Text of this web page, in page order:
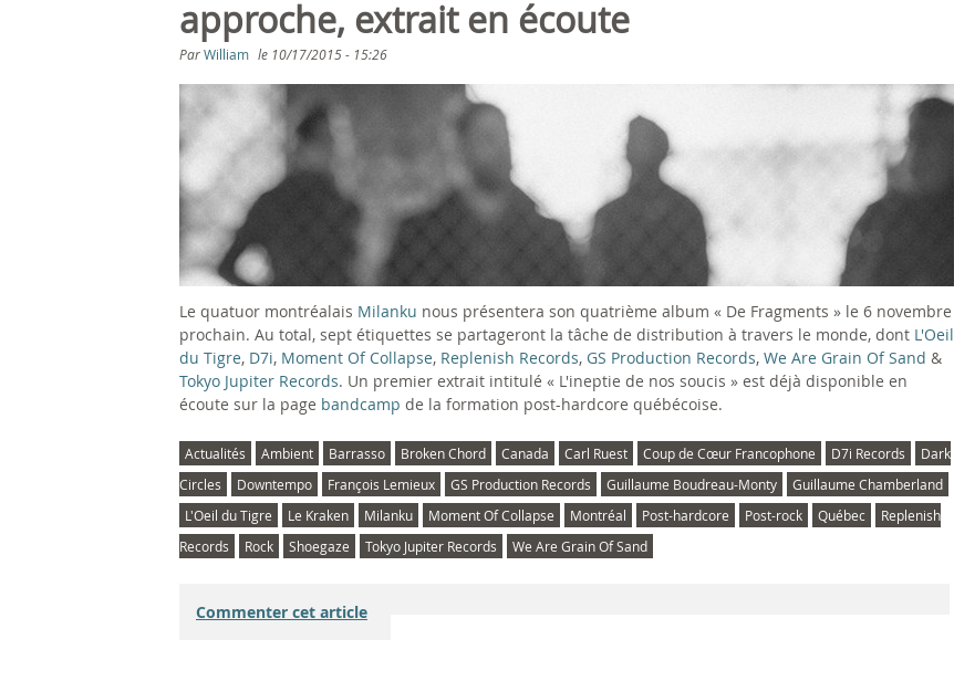
ê
t
e
s
i
c
i
approche, extrait en écoute
ParWilliam le 10/17/2015 - 15:26
Le quatuor montréalais Milanku nous présentera son quatrième album « De Fragments » le 6 novembre
prochain. Au total, sept étiquettes se partageront la tâche de distribution à travers le monde, dont L'Oeil
du Tigre, D7i, Moment Of Collapse, Replenish Records, GS Production Records, We Are Grain Of Sand &
Tokyo Jupiter Records. Un premier extrait intitulé « L'ineptie de nos soucis » est déjà disponible en
écoute sur la page bandcamp de la formation post-hardcore québécoise.
Actualités Ambient Barrasso Broken Chord Canada Carl Ruest Coup de Cœur Francophone D7i Records
Dark
Circles
Downtempo François Lemieux GS Production Records Guillaume Boudreau-Monty
Guillaume Chamberland
L'Oeil du Tigre
Le Kraken Milanku Moment Of Collapse Montréal Post-hardcore Post-rock Québec
Replenish
Records
Rock Shoegaze Tokyo Jupiter Records We Are Grain Of Sand
Commenter cet article